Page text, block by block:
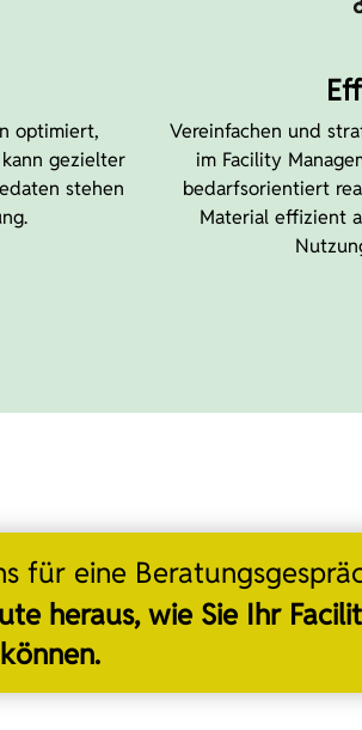
optimiert,
gezielter
stehen
Vereinfachen und
im Facility
bedarfsorientiert
Material effizient
für eine
heraus, wie Sie Ihr